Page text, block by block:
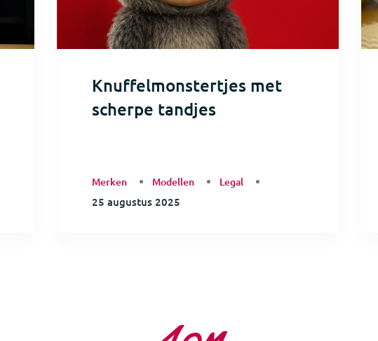
Knuffelmonstertjes met
scherpe tandjes
Merken Modellen Legal
25 augustus 2025